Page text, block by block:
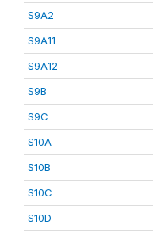
S9A2
S9A11
S9A12
S9B
S9C
S10A
S10B
S10C
S10D